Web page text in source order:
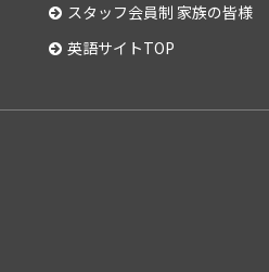
スタッフ会員制 家族の皆様
英語サイトTOP